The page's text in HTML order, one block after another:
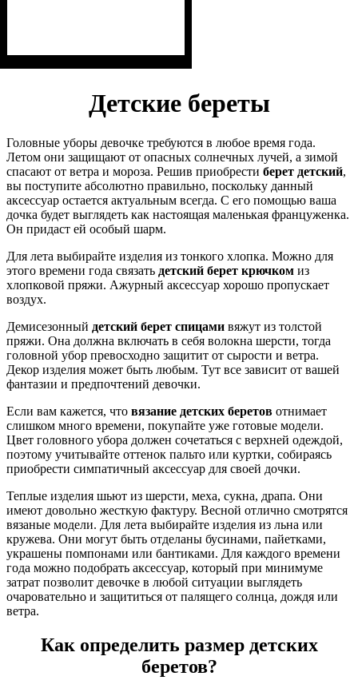
Детские береты
Головные уборы девочке требуются в любое время года.
Летом они защищают от опасных солнечных лучей, а зимой
спасают от ветра и мороза. Решив приобрести берет детский,
вы поступите абсолютно правильно, поскольку данный
аксессуар остается актуальным всегда. С его помощью ваша
дочка будет выглядеть как настоящая маленькая француженка.
Он придаст ей особый шарм.
Для лета выбирайте изделия из тонкого хлопка. Можно для
этого времени года связать детский берет крючком из
хлопковой пряжи. Ажурный аксессуар хорошо пропускает
воздух.
Демисезонный детский берет спицами вяжут из толстой
пряжи. Она должна включать в себя волокна шерсти, тогда
головной убор превосходно защитит от сырости и ветра.
Декор изделия может быть любым. Тут все зависит от вашей
фантазии и предпочтений девочки.
Если вам кажется, что вязание детских беретов отнимает
слишком много времени, покупайте уже готовые модели.
Цвет головного убора должен сочетаться с верхней одеждой,
поэтому учитывайте оттенок пальто или куртки, собираясь
приобрести симпатичный аксессуар для своей дочки.
Теплые изделия шьют из шерсти, меха, сукна, драпа. Они
имеют довольно жесткую фактуру. Весной отлично смотрятся
вязаные модели. Для лета выбирайте изделия из льна или
кружева. Они могут быть отделаны бусинами, пайетками,
украшены помпонами или бантиками. Для каждого времени
года можно подобрать аксессуар, который при минимуме
затрат позволит девочке в любой ситуации выглядеть
очаровательно и защититься от палящего солнца, дождя или
ветра.
Как определить размер детских
беретов?